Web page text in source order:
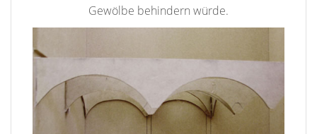
Gewölbe behindern würde.